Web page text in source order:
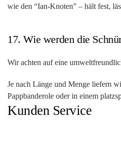
wie den “Ian-Knoten” – hält fest,
17. Wie werden die
Wir achten auf eine
Je nach Länge und Menge liefern
Pappbanderole oder in einem
Kunden Service